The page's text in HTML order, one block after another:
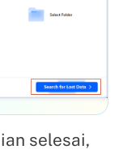
selesai,